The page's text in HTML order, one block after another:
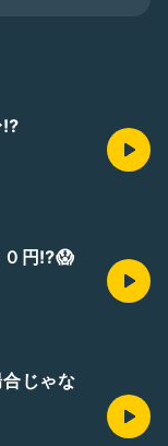
⁉️
０円⁉️😱
じゃな